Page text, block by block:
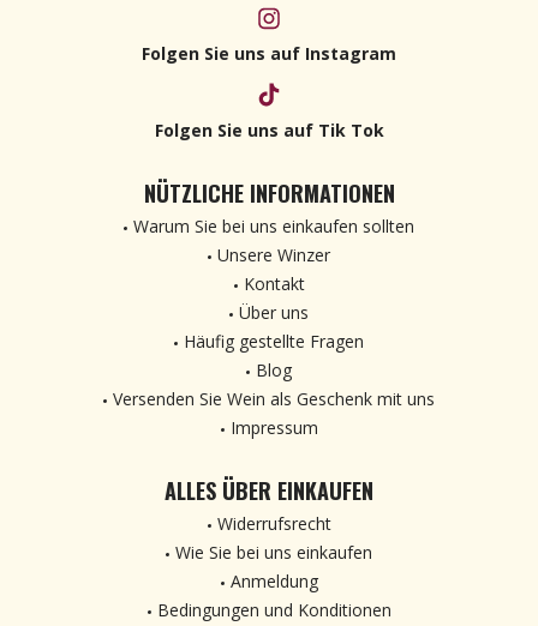
Folgen Sie uns auf Instagram
Folgen Sie uns auf Tik Tok
NÜTZLICHE INFORMATIONEN
Warum Sie bei uns einkaufen sollten
Unsere Winzer
Kontakt
Über uns
Häufig gestellte Fragen
Blog
Versenden Sie Wein als Geschenk mit uns
Impressum
ALLES ÜBER EINKAUFEN
Widerrufsrecht
Wie Sie bei uns einkaufen
Anmeldung
Bedingungen und Konditionen